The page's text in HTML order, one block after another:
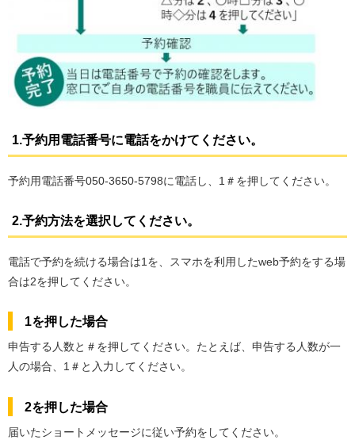
1.予約用電話番号に電話をかけてください。
予約用電話番号050-3650-5798に電話し、1＃を押してください。
2.予約方法を選択してください。
電話で予約を続ける場合は1を、スマホを利用したweb予約をする場
合は2を押してください。
1を押した場合
申告する人数と＃を押してください。たとえば、申告する人数が一
人の場合、1＃と入力してください。
2を押した場合
届いたショートメッセージに従い予約をしてください。